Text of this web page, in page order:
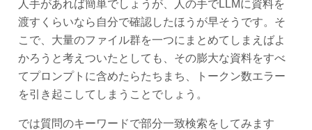
人手があれば簡単でしょうが、人の手でLLMに資料を
渡すくらいなら自分で確認したほうが早そうです。そ
こで、大量のファイル群を一つにまとめてしまえばよ
かろうと考えついたとしても、その膨大な資料をすべ
てプロンプトに含めたらたちまち、トークン数エラー
を引き起こしてしまうことでしょう。
では質問のキーワードで部分一致検索をしてみます